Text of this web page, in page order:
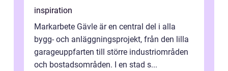
inspiration
Markarbete Gävle är en central del i alla
bygg- och anläggningsprojekt, från den lilla
garageuppfarten till större industriområden
och bostadsområden. I en stad s...